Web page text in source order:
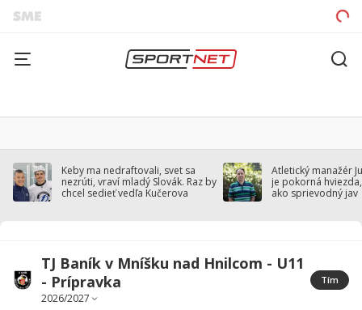
Keby ma nedraftovali, svet sa
nezrúti, vraví mladý Slovák. Raz by
chcel sedieť vedľa Kučerova
Atletický manažér
je pokorná
ako sprievodný jav
TJ Baník v Mníšku nad Hnilcom - U11
- Prípravka
Tím